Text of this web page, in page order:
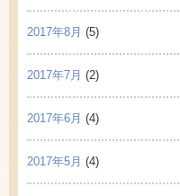
2017年8月 (5)
2017年7月 (2)
2017年6月 (4)
2017年5月 (4)